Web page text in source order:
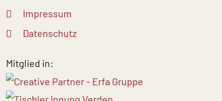
Impressum
Datenschutz
Mitglied in: